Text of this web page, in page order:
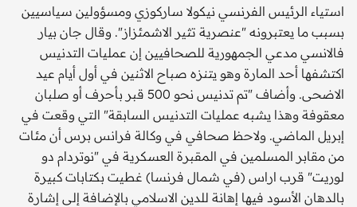
استياء الرئيس الفرنسي نيكولا ساركوزي ومسؤولين سياسيين
بسبب ما يعتبرونه "عنصرية تثير الاشمئزاز". وقال جان بيار
فالانسي مدعي الجمهورية للصحافيين إن عمليات التدنيس
اكتشفها أحد المارة وهو يتنزه صباح الاثنين في أول أيام عيد
الاضحى. وأضاف "تم تدنيس نحو 500 قبر بأحرف أو صلبان
معقوفة وهذا يشبه عمليات التدنيس السابقة" التي وقعت في
إبريل الماضي. ولاحظ صحافي في وكالة فرانس برس أن مئات
من مقابر المسلمين في المقبرة العسكرية في "نوتردام دو
لوريت" قرب اراس (في شمال فرنسا) غطيت بكتابات كبيرة
بالدهان الأسود فيها إهانة للدين الاسلامي بالإضافة إلى إشارة